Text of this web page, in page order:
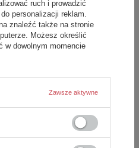
ruch i prowadzić
personalizacji reklam.
znaleźć także na stronie
Możesz określić
w dowolnym momencie
Zawsze aktywne